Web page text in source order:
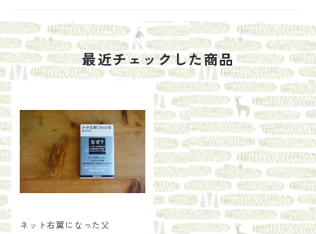
最近チェックした商品
ネット右翼になった父